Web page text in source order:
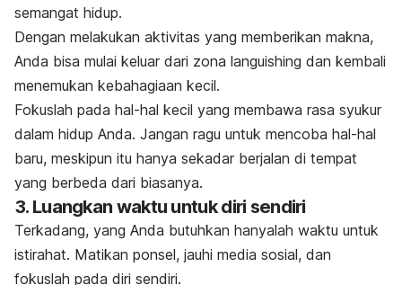
semangat hidup.
Dengan melakukan aktivitas yang memberikan makna,
Anda bisa mulai keluar dari zona languishing dan kembali
menemukan kebahagiaan kecil.
Fokuslah pada hal-hal kecil yang membawa rasa syukur
dalam hidup Anda. Jangan ragu untuk mencoba hal-hal
baru, meskipun itu hanya sekadar berjalan di tempat
yang berbeda dari biasanya.
3. Luangkan waktu untuk diri sendiri
Terkadang, yang Anda butuhkan hanyalah waktu untuk
istirahat. Matikan ponsel, jauhi media sosial, dan
fokuslah pada diri sendiri.